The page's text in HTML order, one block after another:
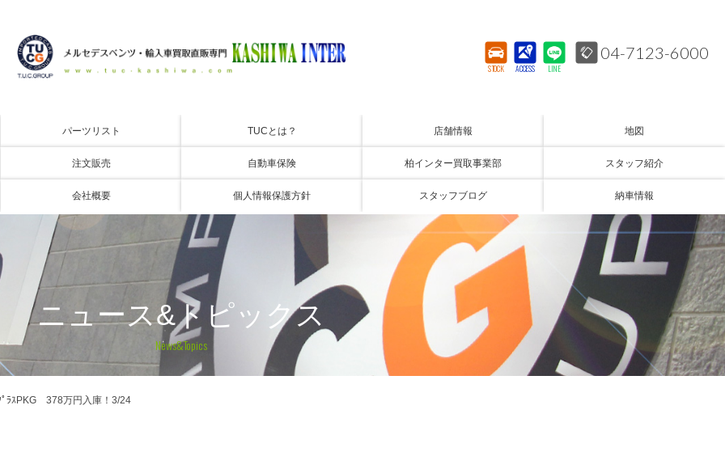
STOCK ACCESS LINE
04-7123-6000
パーツリスト TUCとは？ 店舗情報 地図
注文販売 自動車保険 柏インター買取事業部 スタッフ紹介
会社概要 個人情報保護方針 スタッフブログ 納車情報
ニュース&トピックス
News&Topics
ﾌﾟﾗｽPKG 378万円入庫！3/24